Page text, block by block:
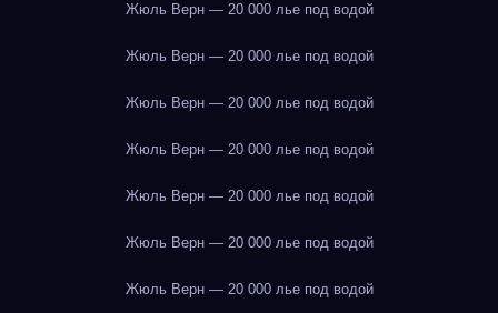
Жюль Верн — 20 000 лье под водой
Жюль Верн — 20 000 лье под водой
Жюль Верн — 20 000 лье под водой
Жюль Верн — 20 000 лье под водой
Жюль Верн — 20 000 лье под водой
Жюль Верн — 20 000 лье под водой
Жюль Верн — 20 000 лье под водой